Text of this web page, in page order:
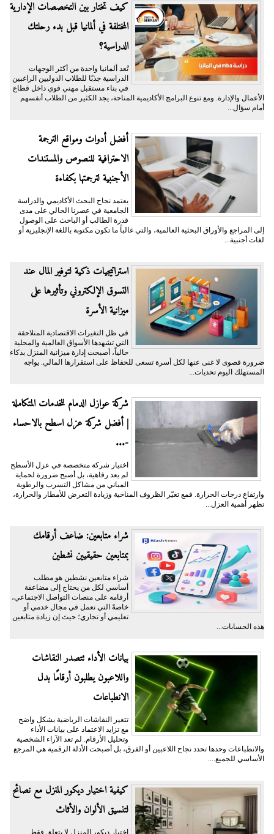
كيف تختار بين التخصصات الإدارية
المختلفة في ألمانيا قبل بدء رحلتك
الدراسية؟
تُعد ألمانيا واحدة من أكثر الوجهات
الدراسية جذبًا للطلاب الدوليين الراغبين
في بناء مستقبل مهني قوي داخل قطاع
الأعمال والإدارة. ومع تنوع البرامج الأكاديمية المتاحة، يجد الكثير من الطلاب أنفسهم
أمام سؤال...
أفضل أدوات ومواقع الترجمة
الاحترافية للنصوص والمستندات
الأجنبية لترجمتها بكفاءة
يعتمد نجاح البحث الأكاديمي والدراسة
الجامعية في عصرنا الحالي على مدى
قدرة الطالب أو الباحث على الوصول
إلى المراجع والأوراق البحثية العالمية، والتي غالباً ما تكون مكتوبة باللغة الإنجليزية أو
لغات أجنبية...
​استراتيجيات ذكية لتوفير المال عند
التسوق الإلكتروني وتأثيرها على
ميزانية الأسرة
​في ظل التغيرات الاقتصادية المتلاحقة
التي تشهدها الأسواق العالمية والمحلية
حالياً، أصبحت إدارة ميزانية المنزل بذكاء
ضرورة قصوى لا غنى عنها لكل أسرة تسعى للحفاظ على استقرارها المالي. يواجه
المستهلك اليوم تحديات...
شركة عوازل الدمام للخدمات المتكاملة
| أفضل شركة عزل اسطح بالاحساء
-...
اختيار شركة متخصصة في عزل الأسطح
لم يعد رفاهية، بل أصبح ضرورة لحماية
المباني من مشاكل التسرب والرطوبة
وارتفاع درجات الحرارة. فمع تغيّر الظروف المناخية وزيادة التعرض للأمطار والحرارة،
تظهر أهمية العزل...
شراء متابعين: ضاعف أرقامك
بمتابعين حقيقيين نشطين
شراء متابعين نشطين هو مطلب
أساسي لكل من يحتاج إلى مضاعفة
أرقامه على منصات التواصل الاجتماعي،
خاصةً التي تعمل في مجال خدمي أو
تعليمي أو تجاري؛ حيث إن زيادة متابعين
هذه الحسابات...
بيانات الأداء تتصدر النقاشات
واللاعبون يطلبون أرقامًا بدل
الانطباعات
تتغير النقاشات الرياضية بشكل واضح
مع تزايد الاعتماد على بيانات الأداء
وتحليل الأرقام. لم تعد الآراء الشخصية
والانطباعات وحدها تحدد نجاح اللاعبين أو الفرق، بل أصبحت الأدلة الرقمية هي المرجع
الأساسي للجميع....
كيفية اختيار ديكور المنزل مع نصائح
لتنسيق الألوان والأثاث
اختيار ديكور المنزل لا يتعلق فقط